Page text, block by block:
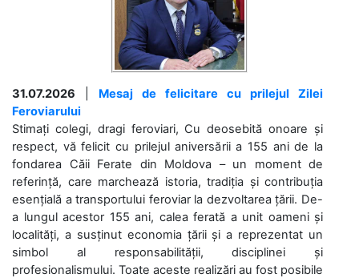
31.07.2026
Mesaj de felicitare cu prilejul Zilei
Feroviarului
Stimați colegi, dragi feroviari, Cu deosebită onoare și
respect, vă felicit cu prilejul aniversării a 155 ani de la
fondarea Căii Ferate din Moldova – un moment de
referință, care marchează istoria, tradiția și contribuția
esențială a transportului feroviar la dezvoltarea țării. De-
a lungul acestor 155 ani, calea ferată a unit oameni și
localități, a susținut economia țării și a reprezentat un
simbol al responsabilității, disciplinei și
profesionalismului. Toate aceste realizări au fost posibile